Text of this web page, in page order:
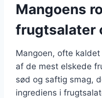
Mangoens
frugtsalater
Mangoen, ofte kaldet
af de mest elskede
sød og saftig smag,
ingrediens i